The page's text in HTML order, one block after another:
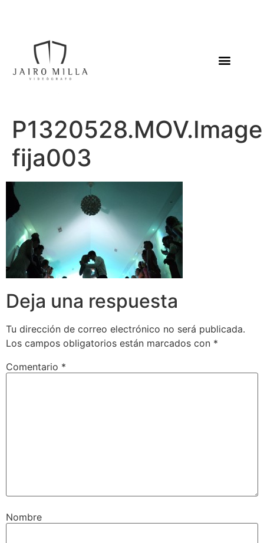
fija003
Deja una respuesta
Tu dirección de correo electrónico no será publicada.
Los campos obligatorios están marcados con *
Comentario *
Nombre